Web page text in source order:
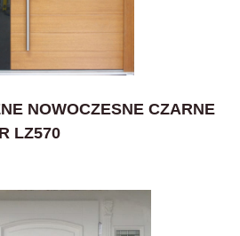
NOWOCZESNE CZARNE
LZ570